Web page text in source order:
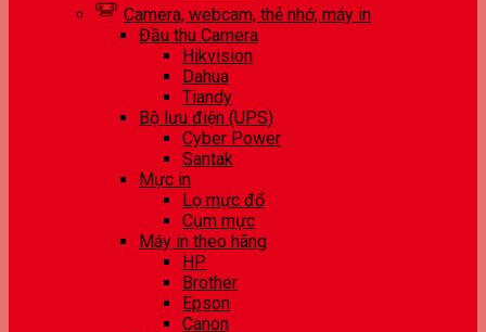
Camera, webcam, thẻ nhớ, máy in
Đầu thu Camera
Hikvision
Dahua
Tiandy
Bộ lưu điện (UPS)
Cyber Power
Santak
Mực in
Lọ mực đổ
Cụm mực
Máy in theo hãng
HP
Brother
Epson
Canon